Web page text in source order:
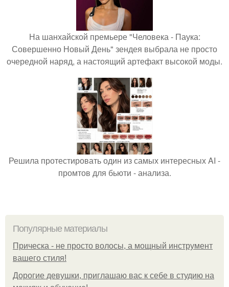
На шанхайской премьере "Человека - Паука:
Совершенно Новый День" зендея выбрала не просто
очередной наряд, а настоящий артефакт высокой моды.
Решила протестировать один из самых интересных AI -
промтов для бьюти - анализа.
Популярные материалы
Прическа - не просто волосы, а мощный инструмент
вашего стиля!
Дорогие девушки, приглашаю вас к себе в студию на